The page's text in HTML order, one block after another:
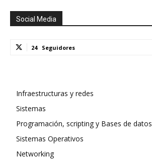
Social Media
24 Seguidores
Infraestructuras y redes
Sistemas
Programación, scripting y Bases de datos
Sistemas Operativos
Networking